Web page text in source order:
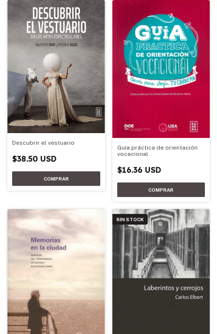
Descubrir el vestuario
$38.50 USD
Guía práctica de orientación
vocacional
$16.36 USD
SIN STOCK